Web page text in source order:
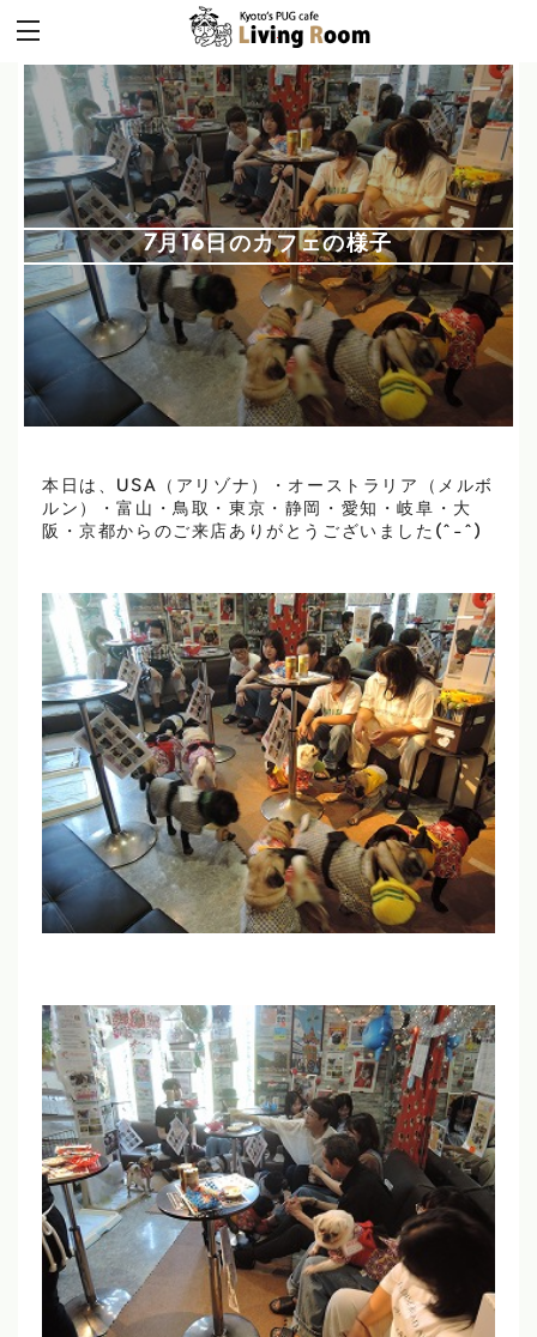
7月16日のカフェの様子
本日は、USA（アリゾナ）・オーストラリア（メルボ
ルン）・富山・鳥取・東京・静岡・愛知・岐阜・大
阪・京都からのご来店ありがとうございました(^-^)